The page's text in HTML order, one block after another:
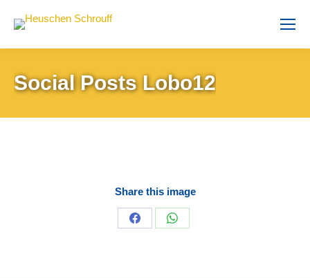
Social Posts Lobo12
Share this image
Share
Share